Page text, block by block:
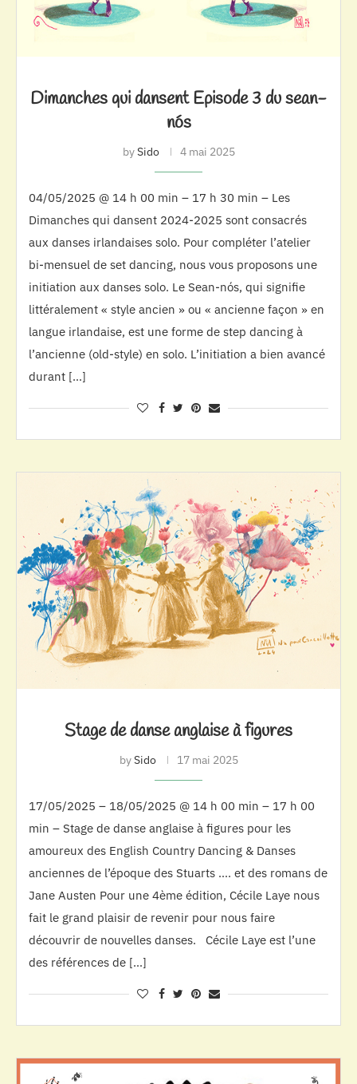
Dimanches qui dansent Episode 3 du sean-
nós
bySido 4 mai 2025
04/05/2025 @ 14 h 00 min – 17 h 30 min – Les
Dimanches qui dansent 2024-2025 sont consacrés
aux danses irlandaises solo. Pour compléter l’atelier
bi-mensuel de set dancing, nous vous proposons une
initiation aux danses solo. Le Sean-nós, qui signifie
littéralement « style ancien » ou « ancienne façon » en
langue irlandaise, est une forme de step dancing à
l’ancienne (old-style) en solo. L’initiation a bien avancé
durant […]
Stage de danse anglaise à figures
bySido 17 mai 2025
17/05/2025 – 18/05/2025 @ 14 h 00 min – 17 h 00
min – Stage de danse anglaise à figures pour les
amoureux des English Country Dancing & Danses
anciennes de l’époque des Stuarts …. et des romans de
Jane Austen Pour une 4ème édition, Cécile Laye nous
fait le grand plaisir de revenir pour nous faire
découvrir de nouvelles danses. Cécile Laye est l’une
des références de […]